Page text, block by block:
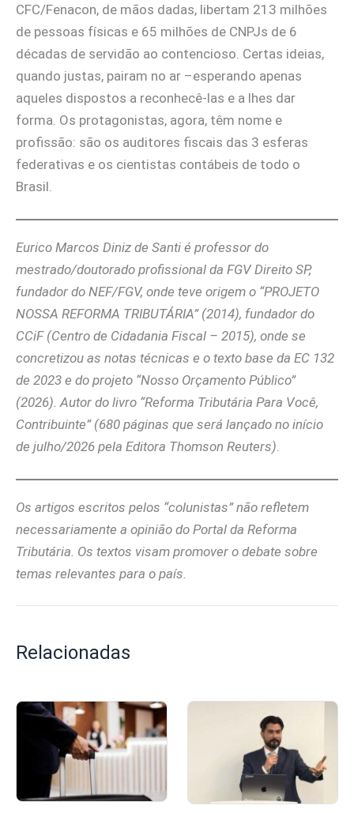
CFC/Fenacon, de mãos dadas, libertam 213 milhões
de pessoas físicas e 65 milhões de CNPJs de 6
décadas de servidão ao contencioso. Certas ideias,
quando justas, pairam no ar –esperando apenas
aqueles dispostos a reconhecê-las e a lhes dar
forma. Os protagonistas, agora, têm nome e
profissão: são os auditores fiscais das 3 esferas
federativas e os cientistas contábeis de todo o
Brasil.
Eurico Marcos Diniz de Santi é professor do
mestrado/doutorado profissional da FGV Direito SP,
fundador do NEF/FGV, onde teve origem o “PROJETO
NOSSA REFORMA TRIBUTÁRIA” (2014), fundador do
CCiF (Centro de Cidadania Fiscal – 2015), onde se
concretizou as notas técnicas e o texto base da EC 132
de 2023 e do projeto “Nosso Orçamento Público”
(2026). Autor do livro “Reforma Tributária Para Você,
Contribuinte” (680 páginas que será lançado no início
de julho/2026 pela Editora Thomson Reuters).
Os artigos escritos pelos “colunistas” não refletem
necessariamente a opinião do Portal da Reforma
Tributária. Os textos visam promover o debate sobre
temas relevantes para o país.
Relacionadas